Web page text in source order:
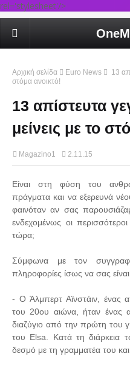
rel='stylesheet'/>
Αρχική σελίδα Euro News
13
στόμα ανοικτό!
13 απίστευτα
μείνεις με το
Magazino1 2.11.15
Είναι στη φύση του
πράγματα και να εξερευνά
φαινόταν αν σας
ενδεχομένως οι
τώρα;
Σύμφωνα με τον
πληροφορίες ίσως να σας
- Ο Άλμπερτ Αϊνστάιν, ένας
του 20ου αιώνα, ήταν ένας
διαζύγιο από την πρώτη του
του Elsa. Κατά τη διάρκεια
δεσμό με τη γραμματέα του και